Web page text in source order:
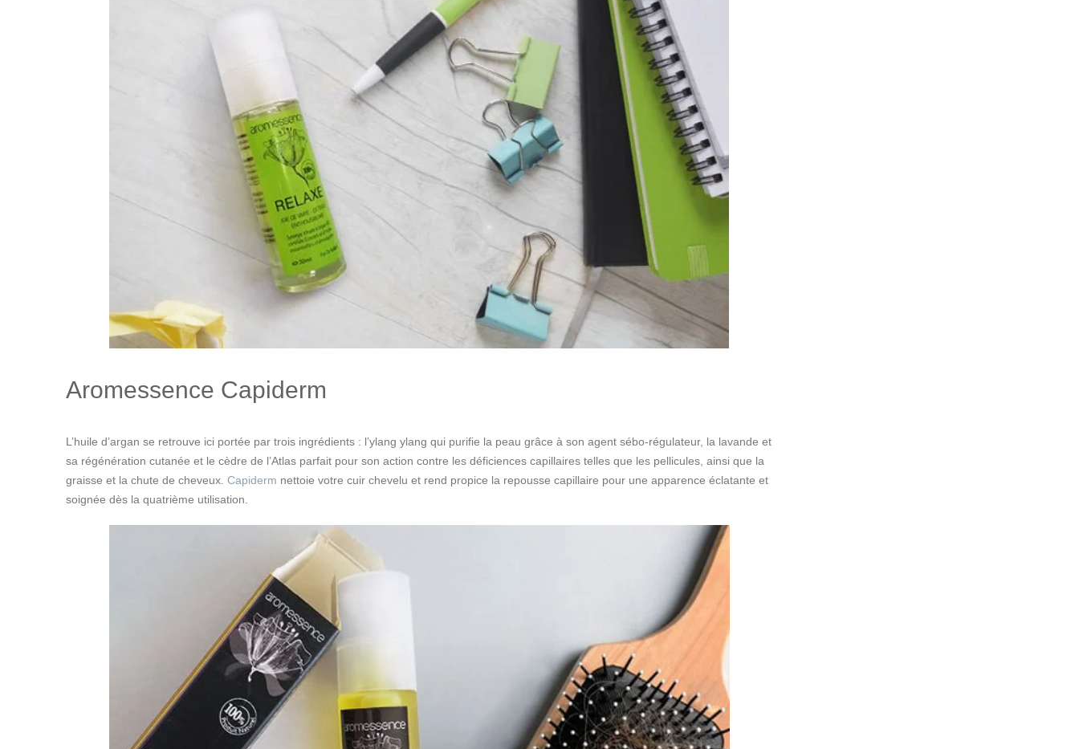
Aromessence Capiderm
L’huile d’argan se retrouve ici portée par trois ingrédients : l’ylang ylang qui purifie la peau grâce à son agent sébo-régulateur, la lavande et
sa régénération cutanée et le cèdre de l’Atlas parfait pour son action contre les déficiences capillaires telles que les pellicules, ainsi que la
graisse et la chute de cheveux. Capiderm nettoie votre cuir chevelu et rend propice la repousse capillaire pour une apparence éclatante et
soignée dès la quatrième utilisation.